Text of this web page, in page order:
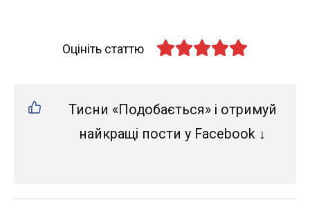
Оцініть статтю
Тисни «Подобається» і отримуй
найкращі пости у Facebook ↓